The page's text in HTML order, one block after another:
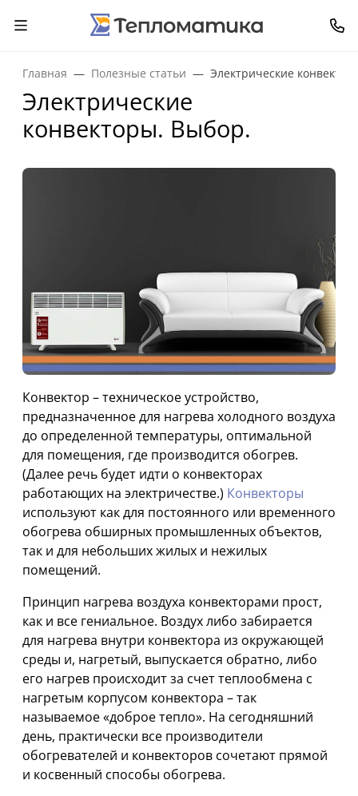
Главная Полезные статьи Электрические
Электрические
конвекторы. Выбор.
Конвектор – техническое устройство,
предназначенное для нагрева холодного воздуха
до определенной температуры, оптимальной
для помещения, где производится обогрев.
(Далее речь будет идти о конвекторах
работающих на электричестве.) Конвекторы
используют как для постоянного или временного
обогрева обширных промышленных объектов,
так и для небольших жилых и нежилых
помещений.
Принцип нагрева воздуха конвекторами прост,
как и все гениальное. Воздух либо забирается
для нагрева внутри конвектора из окружающей
среды и, нагретый, выпускается обратно, либо
его нагрев происходит за счет теплообмена с
нагретым корпусом конвектора – так
называемое «доброе тепло». На сегодняшний
день, практически все производители
обогревателей и конвекторов сочетают прямой
и косвенный способы обогрева.